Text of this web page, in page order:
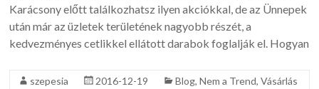
Karácsony előtt találkozhatsz ilyen akciókkal, de az Ünnepek
után már az üzletek területének nagyobb részét, a
kedvezményes cetlikkel ellátott darabok foglalják el. Hogyan
szepesia 2016-12-19 Blog,Nem a Trend,Vásárlás